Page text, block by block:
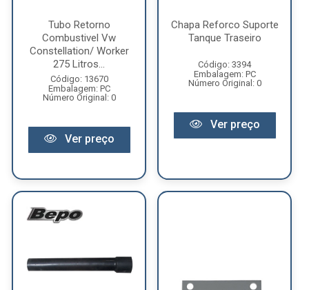
Tubo Retorno
Combustivel Vw
Constellation/ Worker
275 Litros...
Código: 13670
Embalagem: PC
Número Original: 0
Ver preço
Chapa Reforco Suporte
Tanque Traseiro
Código: 3394
Embalagem: PC
Número Original: 0
Ver preço